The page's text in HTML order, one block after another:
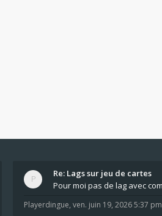
Re: Lags sur jeu de cartes
Playerdingue, ven. juin 19, 2026 5:37 pm